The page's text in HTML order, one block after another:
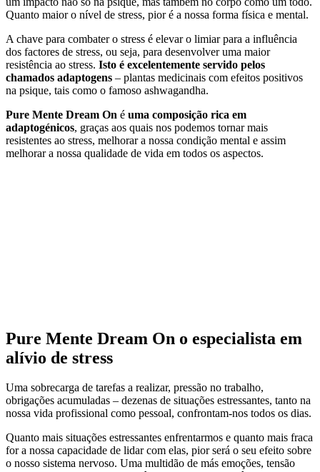
Quanto maior o nível de stress, pior é a nossa forma física e mental.
A chave para combater o stress é elevar o limiar para a influência
dos factores de stress, ou seja, para desenvolver uma maior
resistência ao stress. Isto é excelentemente servido pelos
chamados adaptogens – plantas medicinais com efeitos positivos
na psique, tais como o famoso ashwagandha.
Pure Mente Dream On é uma composição rica em
adaptogénicos, graças aos quais nos podemos tornar mais
resistentes ao stress, melhorar a nossa condição mental e assim
melhorar a nossa qualidade de vida em todos os aspectos.
Pure Mente Dream On o especialista em
alívio de stress
Uma sobrecarga de tarefas a realizar, pressão no trabalho,
obrigações acumuladas – dezenas de situações estressantes, tanto na
nossa vida profissional como pessoal, confrontam-nos todos os dias.
Quanto mais situações estressantes enfrentarmos e quanto mais fraca
for a nossa capacidade de lidar com elas, pior será o seu efeito sobre
o nosso sistema nervoso. Uma multidão de más emoções, tensão